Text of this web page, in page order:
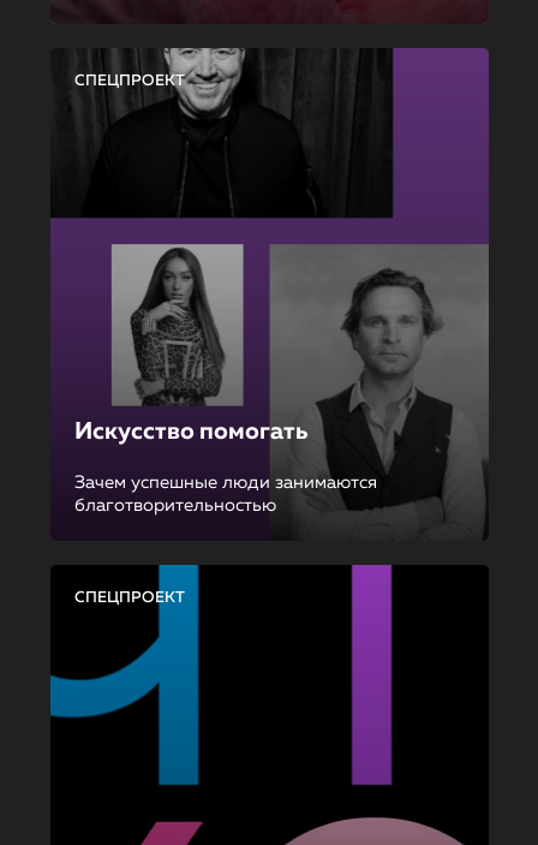
СПЕЦПРОЕКТ
Искусство помогать
Зачем успешные люди занимаются
благотворительностью
СПЕЦПРОЕКТ